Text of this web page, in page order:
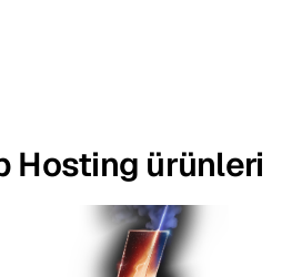
Hosting ürünleri